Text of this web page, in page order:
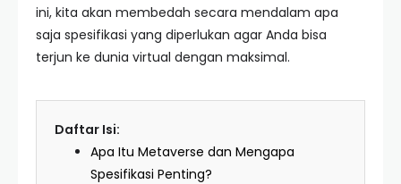
ini, kita akan membedah secara mendalam apa
saja spesifikasi yang diperlukan agar Anda bisa
terjun ke dunia virtual dengan maksimal.
Daftar Isi:
Apa Itu Metaverse dan Mengapa
Spesifikasi Penting?